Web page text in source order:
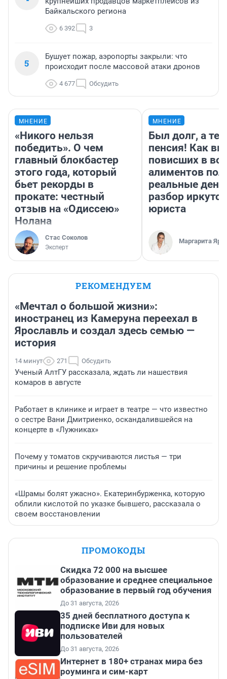
Байкальского региона
6 392 3
5
Бушует пожар, аэропорты закрыли: что
происходит после массовой атаки дронов
4 677 Обсудить
МНЕНИЕ
«Никого нельзя
победить». О чем
главный блокбастер
этого года, который
бьет рекорды в
прокате: честный
отзыв на «Одиссею»
Нолана
Стас Соколов
Эксперт
МНЕНИЕ
Был долг, а
пенсия! Как
повисших в
алиментов
реальные
разбор
юриста
Маргарита
РЕКОМЕНДУЕМ
«Мечтал о большой жизни»:
иностранец из Камеруна переехал в
Ярославль и создал здесь семью —
история
14 минут 271 Обсудить
Ученый АлтГУ рассказала, ждать ли нашествия
комаров в августе
Работает в клинике и играет в театре — что известно
о сестре Вани Дмитриенко, оскандалившейся на
концерте в «Лужниках»
Почему у томатов скручиваются листья — три
причины и решение проблемы
«Шрамы болят ужасно». Екатеринбурженка, которую
облили кислотой по указке бывшего, рассказала о
своем восстановлении
ПРОМОКОДЫ
Скидка 72 000 на высшее
образование и среднее специальное
образование в первый год обучения
До 31 августа, 2026
35 дней бесплатного доступа к
подписке Иви для новых
пользователей
До 31 августа, 2026
Интернет в 180+ странах мира без
роуминга и сим-карт